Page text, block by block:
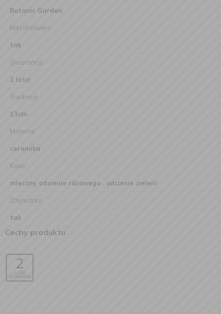
Botanic Garden
Mikrofalówka
tak
Gwarancja
2 lata
Średnica
13cm
Materiał
ceramika
Kolor
mleczny, odcienie różowego , odcienie zieleni
Zmywarka
tak
Cechy produktu